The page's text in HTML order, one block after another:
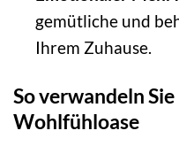
gemütliche und
Ihrem Zuhause.
So verwandeln
Wohlfühloase